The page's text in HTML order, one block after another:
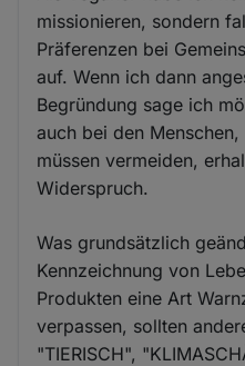
missionieren, sondern
Präferenzen bei
auf. Wenn ich dann
Begründung sage ich
auch bei den
müssen vermeiden,
Widerspruch.
Was grundsätzlich
Kennzeichnung von
Produkten eine Art
verpassen, sollten
"TIERISCH",